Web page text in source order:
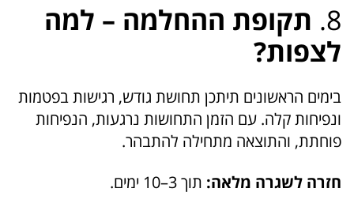
8. תקופת ההחלמה – למה
לצפות?
בימים הראשונים תיתכן תחושת גודש, רגישות בפטמות
ונפיחות קלה. עם הזמן התחושות נרגעות, הנפיחות
פוחתת, והתוצאה מתחילה להתבהר.
חזרה לשגרה מלאה: תוך 3–10 ימים.